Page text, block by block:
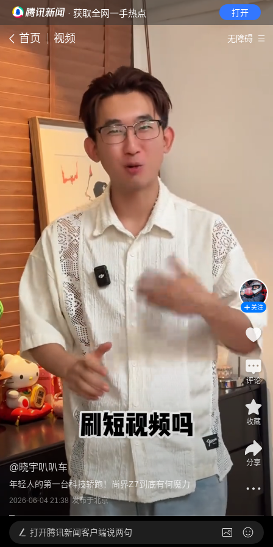
· 获取全网一手热点 打开
首页 视频 无障碍
@晓宇叭叭车
年轻人的第一台科技轿跑！尚界Z7到底有何魔力
2026-06-04 21:38 发布于北京
关注
评论
收藏
分享
打开腾讯新闻客户端说两句